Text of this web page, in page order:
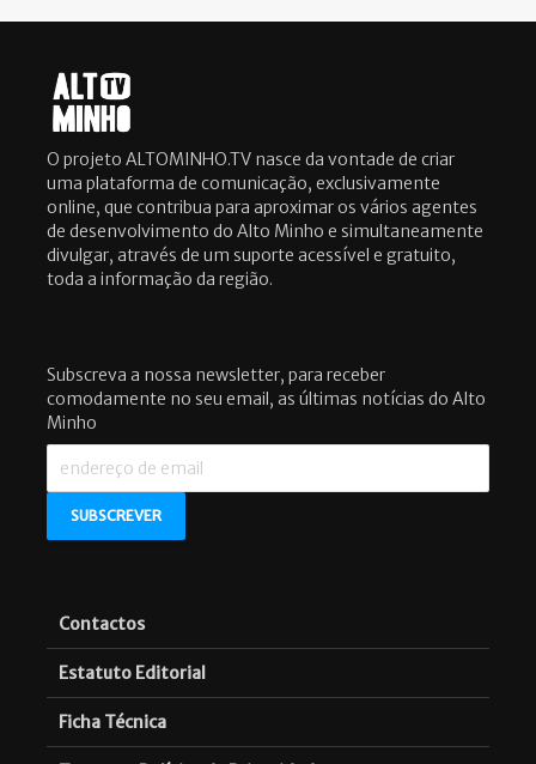
O projeto ALTOMINHO.TV nasce da vontade de criar
uma plataforma de comunicação, exclusivamente
online, que contribua para aproximar os vários agentes
de desenvolvimento do Alto Minho e simultaneamente
divulgar, através de um suporte acessível e gratuito,
toda a informação da região.
Subscreva a nossa newsletter, para receber
comodamente no seu email, as últimas notícias do Alto
Minho
Contactos
Estatuto Editorial
Ficha Técnica